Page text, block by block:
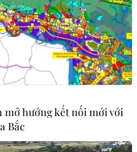
mở hướng kết nối mới với
Bắc